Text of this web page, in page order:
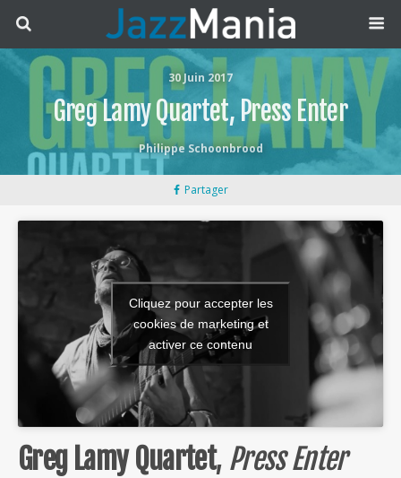
30 Juin 2017
Greg Lamy Quartet, Press Enter
Philippe Schoonbrood
Partager
Cliquez pour accepter les
cookies de marketing et
activer ce contenu
Greg Lamy Quartet, Press Enter